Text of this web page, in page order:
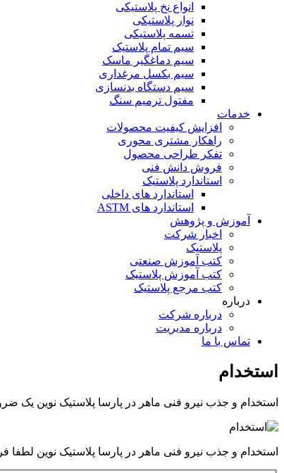
انواع نخ پلاستیکی
نوار پلاستیکی
تسمه پلاستیکی
سیم تمام پلاستیک
سیم دماغگیر ماسک
سیم بکسل مرغداری
سیم دستگاه بدنسازی
مفتول ترمیم سنگ
خدمات
افزایش کیفیت محصولات
راهکار مشتری محوری
تفکر طراحی محصول
فروش دانش فنی
استاندارد پلاستیک
استاندارد های داخلی
استاندارد های ASTM
آموزش و پژوهش
اخبار شرکت
پلاستیک
کتب آموزش صنعتی
کتب آموزش پلاستیک
کتب مرجع پلاستیک
درباره
درباره شرکت
درباره مدیریت
تماس با ما
استخدام
استخدام و جذب نیرو فنی ماهر در پارسا پلاستیک نوین
استخدام و جذب نیرو فنی ماهر در پارسا پلاستیک نوین